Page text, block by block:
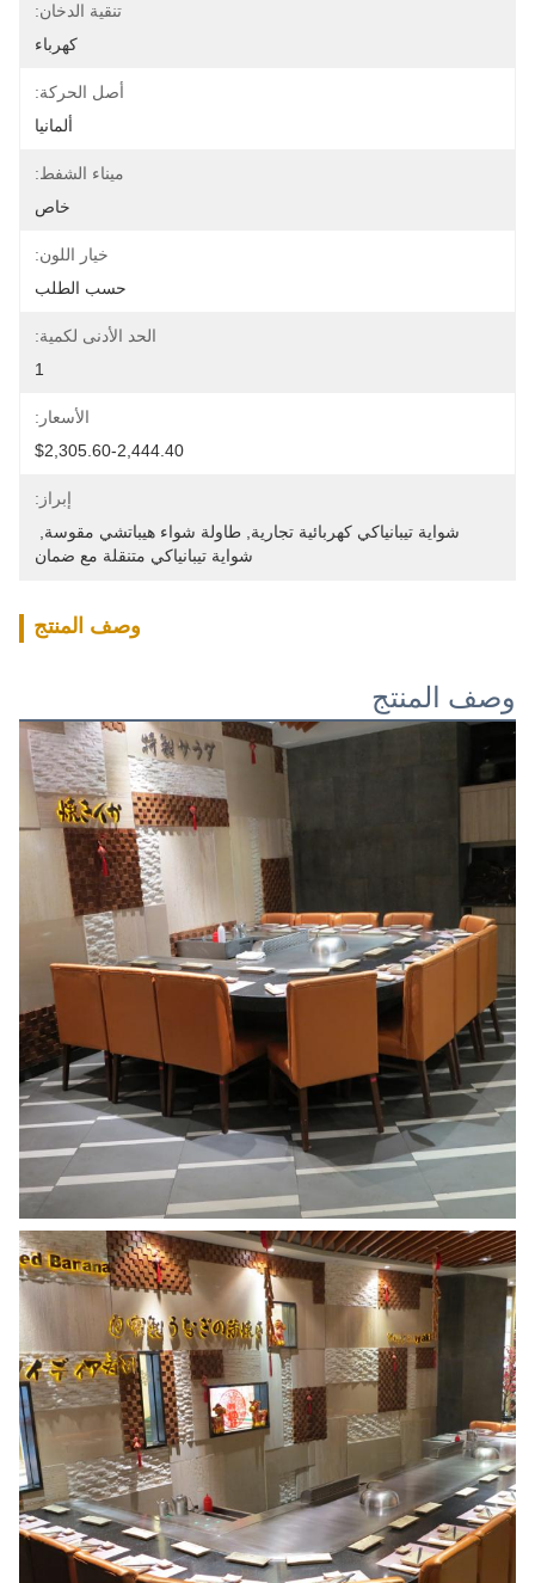
تنقية الدخان:
كهرباء
أصل الحركة:
ألمانيا
ميناء الشفط:
خاص
خيار اللون:
حسب الطلب
الحد الأدنى لكمية:
1
الأسعار:
$2,305.60-2,444.40
إبراز:
شواية تيبانياكي كهربائية تجارية طاولة شواء هيباتشي مقوسة
شواية تيبانياكي متنقلة مع ضمان
وصف المنتج
وصف المنتج